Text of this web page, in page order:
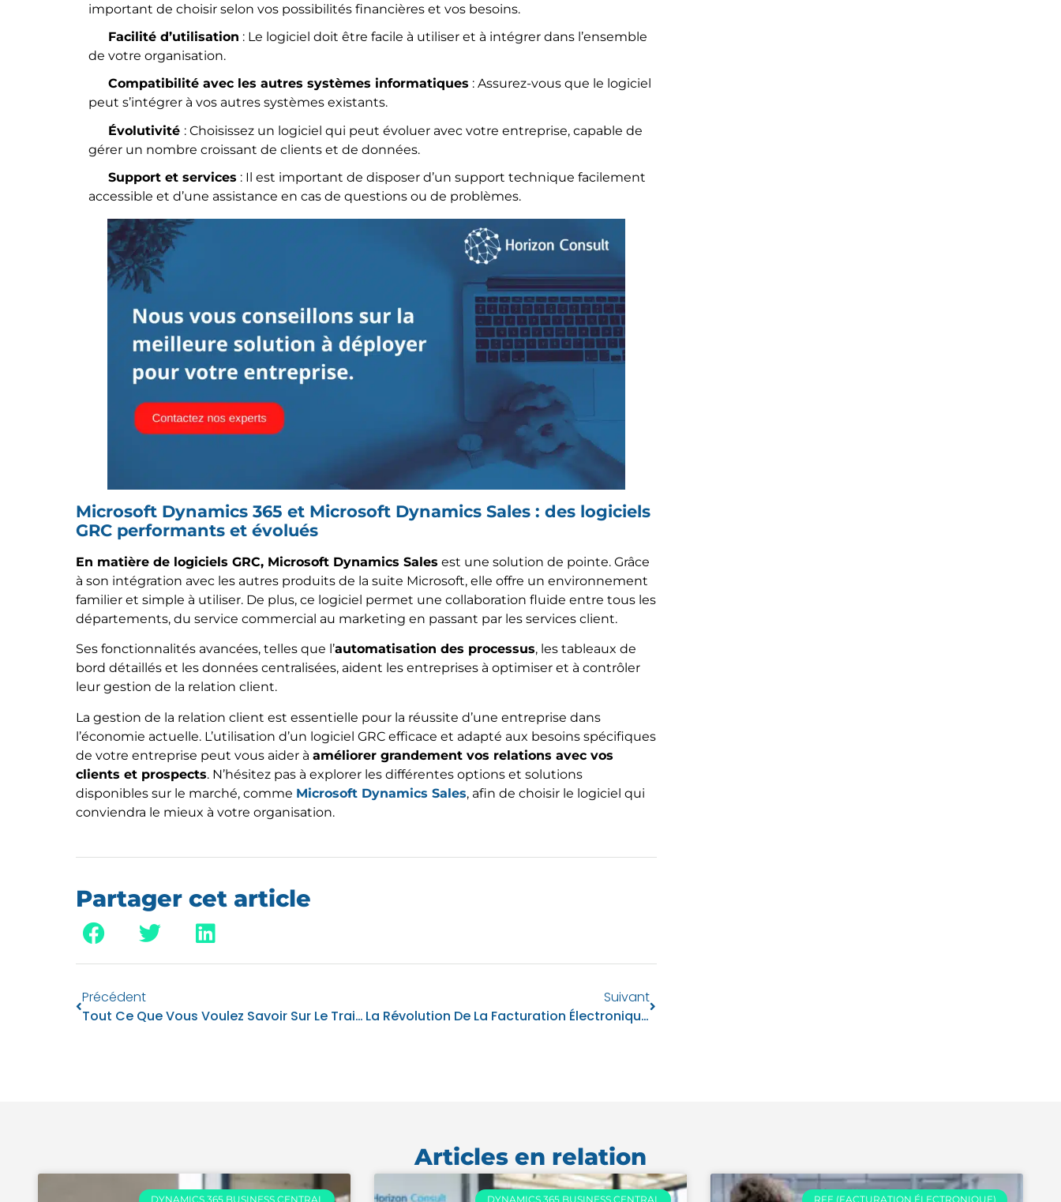
important de choisir selon vos possibilités financières et vos besoins.
Facilité d’utilisation : Le logiciel doit être facile à utiliser et à intégrer dans l’ensemble
de votre organisation.
Compatibilité avec les autres systèmes informatiques : Assurez-vous que le logiciel
peut s’intégrer à vos autres systèmes existants.
Évolutivité : Choisissez un logiciel qui peut évoluer avec votre entreprise, capable de
gérer un nombre croissant de clients et de données.
Support et services : Il est important de disposer d’un support technique facilement
accessible et d’une assistance en cas de questions ou de problèmes.
Microsoft Dynamics 365 et Microsoft Dynamics Sales : des logiciels
GRC performants et évolués
En matière de logiciels GRC, Microsoft Dynamics Sales est une solution de pointe. Grâce
à son intégration avec les autres produits de la suite Microsoft, elle offre un environnement
familier et simple à utiliser. De plus, ce logiciel permet une collaboration fluide entre tous les
départements, du service commercial au marketing en passant par les services client.
Ses fonctionnalités avancées, telles que l’automatisation des processus, les tableaux de
bord détaillés et les données centralisées, aident les entreprises à optimiser et à contrôler
leur gestion de la relation client.
La gestion de la relation client est essentielle pour la réussite d’une entreprise dans
l’économie actuelle. L’utilisation d’un logiciel GRC efficace et adapté aux besoins spécifiques
de votre entreprise peut vous aider à améliorer grandement vos relations avec vos
clients et prospects. N’hésitez pas à explorer les différentes options et solutions
disponibles sur le marché, comme Microsoft Dynamics Sales, afin de choisir le logiciel qui
conviendra le mieux à votre organisation.
Partager cet article
Précédent
Tout Ce Que Vous Voulez Savoir Sur Le Traitement Automatisé Des Factures Fournisseurs
Suivant
La Révolution De La Facturation Électronique : Opportunités Et Défis
Articles en relation
DYNAMICS 365 BUSINESS CENTRAL DYNAMICS 365 BUSINESS CENTRAL RFE (FACTURATION ÉLECTRONIQUE)